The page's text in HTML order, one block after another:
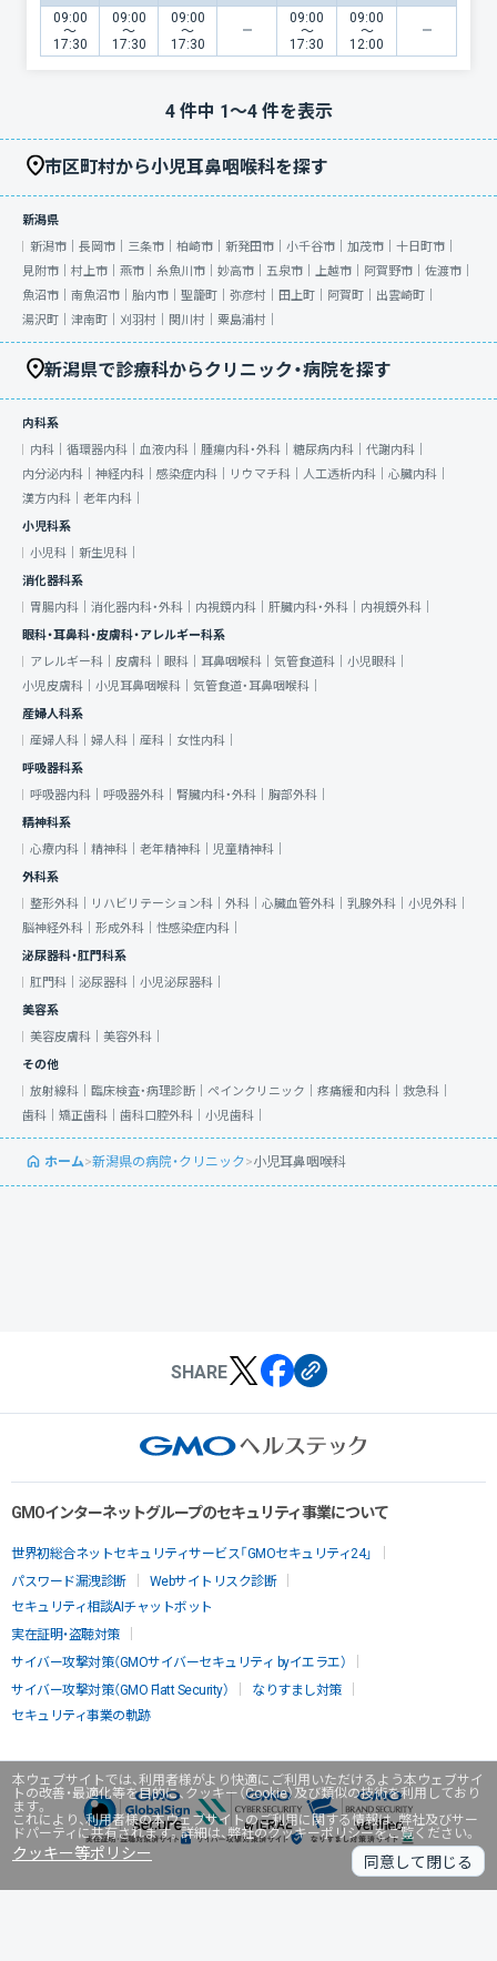
本ウェブサイトでは、利用者様がより快適にご利用いただけるよう本ウェブサイ
トの改善・最適化等を目的に、クッキー（Cookie）及び類似の技術を利用しており
ます。
これにより、利用者様の本ウェブサイトのご利用に関する情報は、弊社及びサー
ドパーティに共有されます。詳細は、弊社のクッキーポリシーをご覧ください。
クッキー等ポリシー 同意して閉じる
09:00
〜
17:30
09:00
〜
17:30
09:00
〜
17:30
09:00
〜
17:30
09:00
〜
12:00
4件中 1〜4件を表示
市区町村から小児耳鼻咽喉科を探す
新潟県
新潟市｜ 長岡市｜ 三条市｜ 柏崎市｜ 新発田市｜ 小千谷市｜ 加茂市｜ 十日町市｜
見附市｜ 村上市｜ 燕市｜ 糸魚川市｜ 妙高市｜ 五泉市｜ 上越市｜ 阿賀野市｜ 佐渡市｜
魚沼市｜ 南魚沼市｜ 胎内市｜ 聖籠町｜ 弥彦村｜ 田上町｜ 阿賀町｜ 出雲崎町｜
湯沢町｜ 津南町｜ 刈羽村｜ 関川村｜ 粟島浦村｜
新潟県で診療科からクリニック・病院を探す
内科系
内科｜ 循環器内科｜ 血液内科｜ 腫瘍内科・外科｜ 糖尿病内科｜ 代謝内科｜
内分泌内科｜ 神経内科｜ 感染症内科｜ リウマチ科｜ 人工透析内科｜ 心臓内科｜
漢方内科｜ 老年内科｜
小児科系
小児科｜ 新生児科｜
消化器科系
胃腸内科｜ 消化器内科・外科｜ 内視鏡内科｜ 肝臓内科・外科｜ 内視鏡外科｜
眼科・耳鼻科・皮膚科・アレルギー科系
アレルギー科｜ 皮膚科｜ 眼科｜ 耳鼻咽喉科｜ 気管食道科｜ 小児眼科｜
小児皮膚科｜ 小児耳鼻咽喉科｜ 気管食道・耳鼻咽喉科｜
産婦人科系
産婦人科｜ 婦人科｜ 産科｜ 女性内科｜
呼吸器科系
呼吸器内科｜ 呼吸器外科｜ 腎臓内科・外科｜ 胸部外科｜
精神科系
心療内科｜ 精神科｜ 老年精神科｜ 児童精神科｜
外科系
整形外科｜
リハビリテーション科｜ 外科｜ 心臓血管外科｜ 乳腺外科｜ 小児外科｜
脳神経外科｜ 形成外科｜ 性感染症内科｜
泌尿器科・肛門科系
肛門科｜ 泌尿器科｜ 小児泌尿器科｜
美容系
美容皮膚科｜ 美容外科｜
その他
放射線科｜ 臨床検査・病理診断｜ ペインクリニック｜ 疼痛緩和内科｜ 救急科｜
歯科｜ 矯正歯科｜ 歯科口腔外科｜ 小児歯科｜
ホーム>新潟県の病院・クリニック>小児耳鼻咽喉科
SHARE
GMOインターネットグループのセキュリティ事業について
世界初総合ネットセキュリティサービス「GMOセキュリティ24」
パスワード漏洩診断
Webサイトリスク診断
セキュリティ相談AIチャットボット
実在証明・盗聴対策
サイバー攻撃対策（GMOサイバーセキュリティ byイエラエ）
サイバー攻撃対策（GMO Flatt Security）
なりすまし対策
セキュリティ事業の軌跡